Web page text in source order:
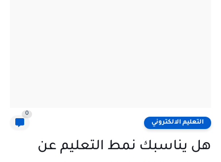
التعليم الالكتروني
0
هل يناسبك نمط التعليم عن